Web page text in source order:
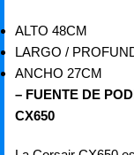
ALTO 48CM
LARGO /
ANCHO 27CM
– FUENTE DE
CX650